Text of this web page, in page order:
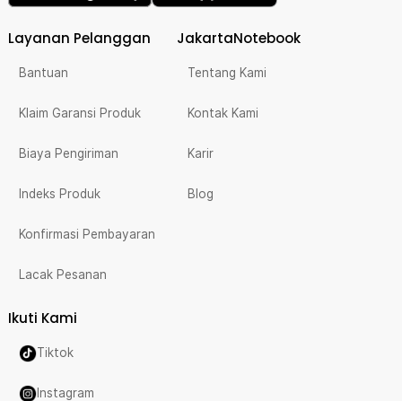
Layanan Pelanggan
Bantuan
Klaim Garansi Produk
Biaya Pengiriman
Indeks Produk
Konfirmasi Pembayaran
Lacak Pesanan
JakartaNotebook
Tentang Kami
Kontak Kami
Karir
Blog
Ikuti Kami
Tiktok
Instagram